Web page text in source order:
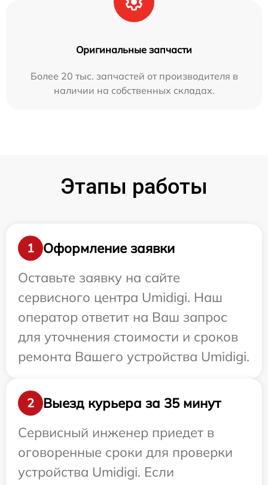
Оригинальные запчасти
Более 20 тыс. запчастей от производителя в
наличии на собственных складах.
Этапы работы
1
Оформление заявки
Оставьте заявку на сайте
сервисного центра Umidigi. Наш
оператор ответит на Ваш запрос
для уточнения стоимости и сроков
ремонта Вашего устройства Umidigi.
2
Выезд курьера за 35 минут
Сервисный инженер приедет в
оговоренные сроки для проверки
устройства Umidigi. Если